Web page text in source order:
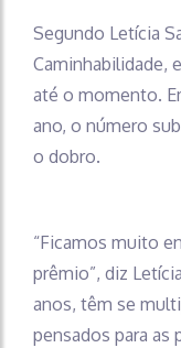
Segundo Letícia
Caminhabilidade,
até o momento.
ano, o número
o dobro.
“Ficamos muito
prêmio”, diz
anos, têm se
pensados para as